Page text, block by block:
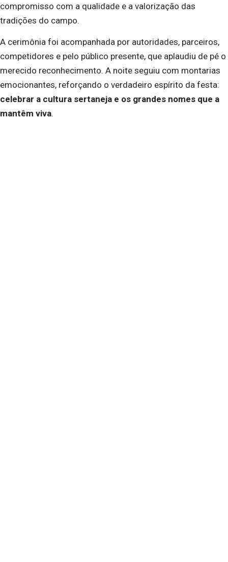
compromisso com a qualidade e a valorização das
tradições do campo.
A cerimônia foi acompanhada por autoridades, parceiros,
competidores e pelo público presente, que aplaudiu de pé o
merecido reconhecimento. A noite seguiu com montarias
emocionantes, reforçando o verdadeiro espírito da festa:
celebrar a cultura sertaneja e os grandes nomes que a
mantêm viva.